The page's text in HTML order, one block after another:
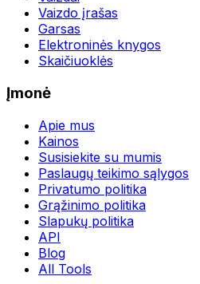
Vaizdo įrašas
Garsas
Elektroninės knygos
Skaičiuoklės
Įmonė
Apie mus
Kainos
Susisiekite su mumis
Paslaugų teikimo sąlygos
Privatumo politika
Grąžinimo politika
Slapukų politika
API
Blog
All Tools